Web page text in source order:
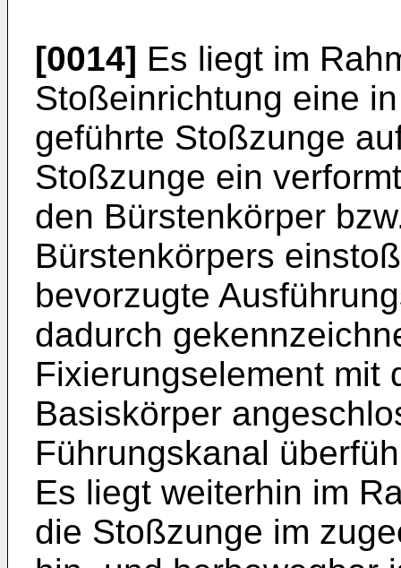
[0014] Es liegt im
Stoßeinrichtung eine
geführte Stoßzunge
Stoßzunge ein
den Bürstenkörper
Bürstenkörpers
bevorzugte
dadurch
Fixierungselement mit
Basiskörper
Führungskanal
Es liegt weiterhin im
die Stoßzunge im